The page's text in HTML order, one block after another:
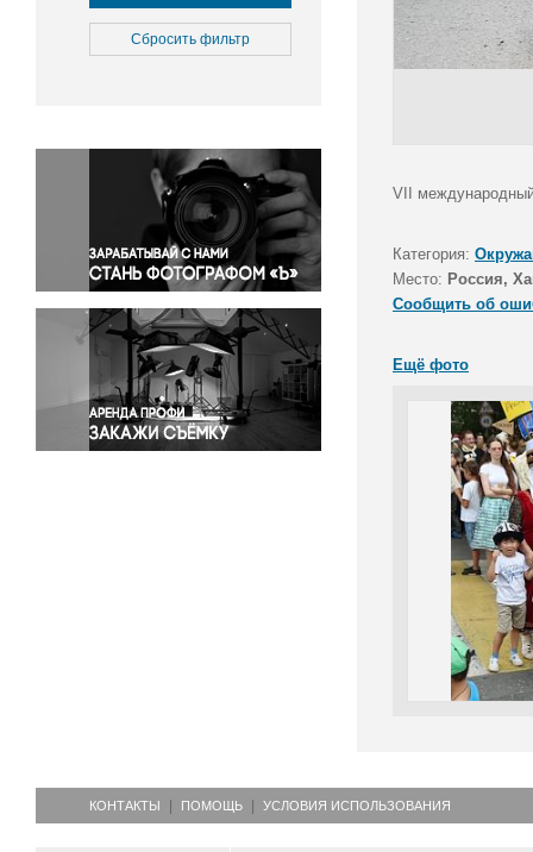
Культура
Медицина
Окружающая среда
Политика
Правосудие
Происшествия и конфликты
Религия
Светская жизнь
Спорт
Экология
Экономика и бизнес
Сбросить фильтр
VII
Категория:
Место: Россия,
Сообщить об
Ещё фото
КОНТАКТЫ ПОМОЩЬ УСЛОВИЯ ИСПОЛЬЗОВАНИЯ